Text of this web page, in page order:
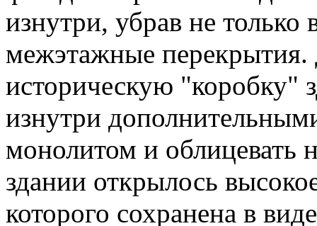
изнутри, убрав не
межэтажные перекрытия.
историческую "коробку"
изнутри
монолитом и облицевать
здании открылось
которого сохранена в